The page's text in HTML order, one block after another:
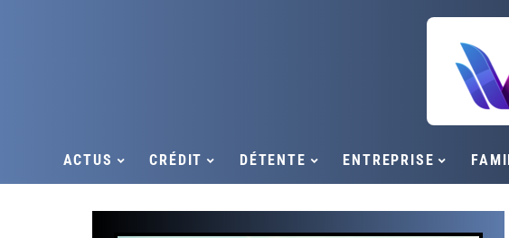
ACTUS CRÉDIT DÉTENTE ENTREPRISE